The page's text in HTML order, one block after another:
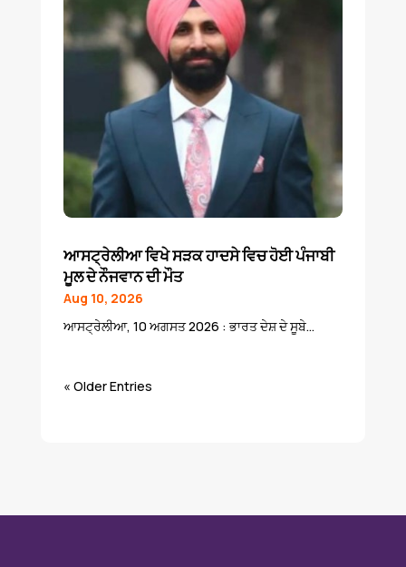
ਆਸਟ੍ਰੇਲੀਆ ਵਿਖੇ ਸੜਕ ਹਾਦਸੇ ਵਿਚ ਹੋਈ ਪੰਜਾਬੀ
ਮੂਲ ਦੇ ਨੌਜਵਾਨ ਦੀ ਮੌਤ
Aug 10, 2026
ਆਸਟ੍ਰੇਲੀਆ, 10 ਅਗਸਤ 2026 : ਭਾਰਤ ਦੇਸ਼ ਦੇ ਸੂਬੇ...
« Older Entries